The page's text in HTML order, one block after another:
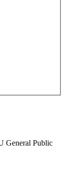
General Public